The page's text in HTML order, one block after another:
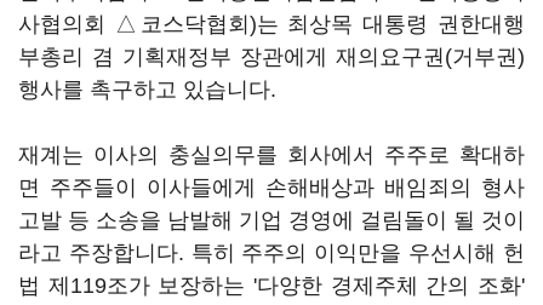
사협의회 △코스닥협회)는 최상목 대통령 권한대행
부총리 겸 기획재정부 장관에게 재의요구권(거부권)
행사를 촉구하고 있습니다.
재계는 이사의 충실의무를 회사에서 주주로 확대하
면 주주들이 이사들에게 손해배상과 배임죄의 형사
고발 등 소송을 남발해 기업 경영에 걸림돌이 될 것이
라고 주장합니다. 특히 주주의 이익만을 우선시해 헌
법 제119조가 보장하는 '다양한 경제주체 간의 조화'